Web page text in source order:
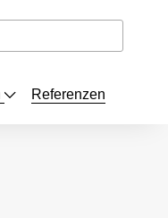
Referenzen